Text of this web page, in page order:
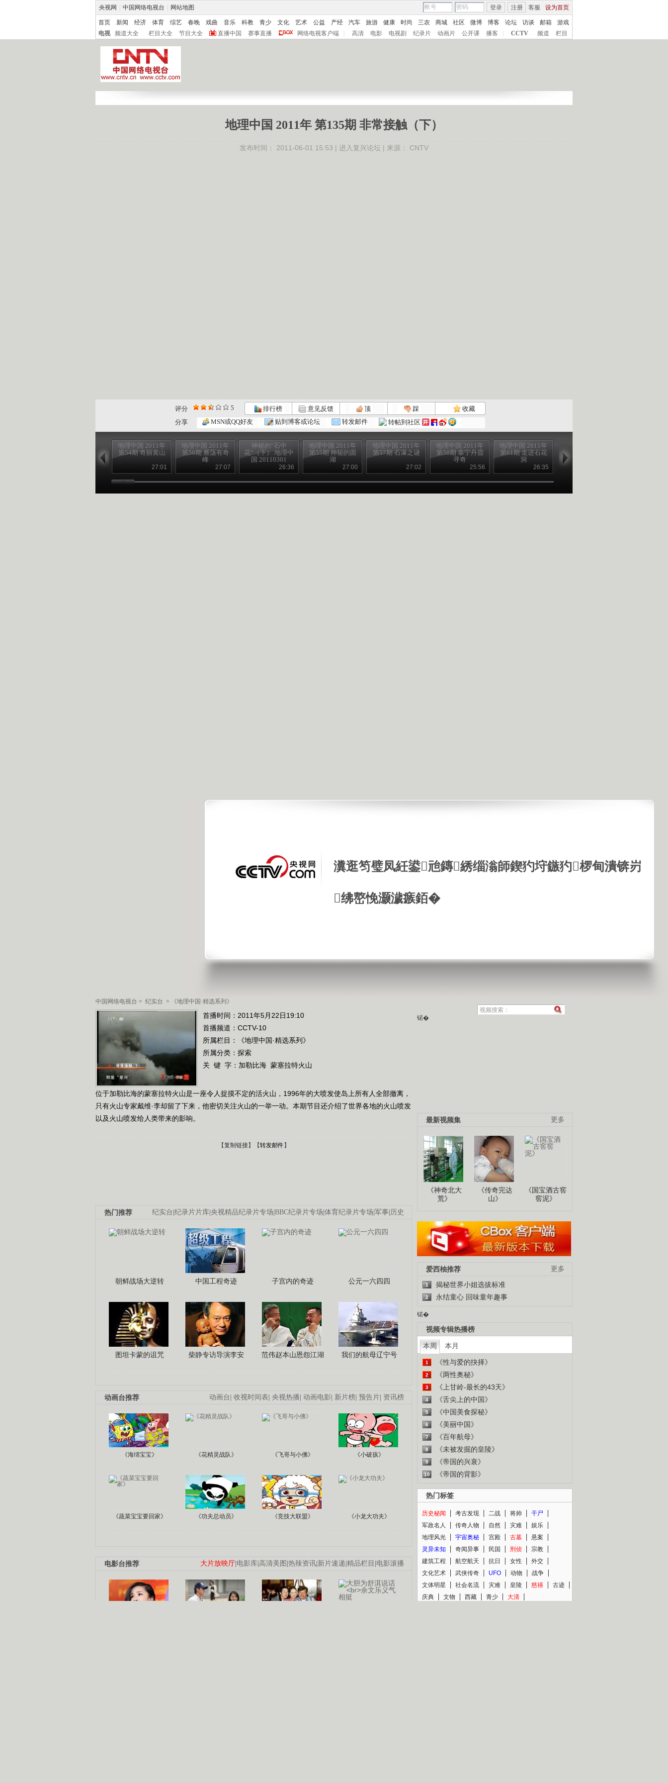
央视网 中国网络电视台 网站地图 客服 设为首页
登录 注册
首页 新闻 经济 体育 综艺 春晚 戏曲 音乐 科教 青少 文化 艺术 公益 产经 汽车 旅游 健康 时尚 三农 商城 社区 微博 博客 论坛 访谈 邮箱
游戏
电视
频道大全 栏目大全 节目大全 直播中国 赛事直播 网络电视客户端 高清 电影 电视剧 纪录片 动画片 公开课 播客 CCTV 频道 栏目
瀵逛笉璧凤紝鍙兘鏄綉缁滃師鍥犳垨鏃犳椤甸潰锛岃
绋嶅悗灏濊瘯銆�
中国网络电视台 > 纪实台 > 《地理中国·精选系列》
地理中国 2011年 第135期 非常接触（下）
发布时间： 2011-06-01 15:53 | 进入复兴论坛 | 来源： CNTV
评分 5 排行榜 意见反馈 顶 踩
收藏
分享
MSN或QQ好友 贴到博客或论坛 转发邮件 转帖到社区
地理中国 2011年
第54期 奇丽黄山
27:01
地理中国 2011年
第56期 雁荡有奇
峰
27:07
神秘的“石中
花”（下） 地理中
国 20110301
26:36
地理中国 2011年
第55期 神秘的圆
湖
27:00
地理中国 2011年
第57期 石瀑之谜
27:02
地理中国 2011年
第58期 泰宁丹霞
寻奇
25:56
地理中国 2011年
第61期 走进石花
洞
26:35
第61期 走进石花
首播时间：2011年5月22日19:10
首播频道： CCTV-10
所属栏目：
《地理中国·精选系列》
所属分类：探索
关 键 字： 加勒比海 蒙塞拉特火山
位于加勒比海的蒙塞拉特火山是一座令人捉摸不定的活火山，1996年的大喷发使岛上所有人全部撤离，
只有火山专家戴维·李却留了下来，他密切关注火山的一举一动。本期节目还介绍了世界各地的火山喷发
以及火山喷发给人类带来的影响。
【复制链接】【转发邮件】
纪实台|纪录片片库|央视精品纪录片专场|BBC纪录片专场|体育纪录片专场|军事| 历史
热门推荐
朝鲜战场大逆转 中国工程奇迹 子宫内的奇迹 公元一六四四
图坦卡蒙的诅咒 柴静专访导演李安 范伟赵本山恩怨江湖 我们的航母辽宁号
动画台| 收视时间表| 央视热播| 动画电影| 新片榜| 预告片| 资讯榜
动画台推荐
《海绵宝宝》 《花精灵战队》 《飞哥与小佛》 《小破孩》
《蔬菜宝宝要回家》 《功夫总动员》 《竞技大联盟》 《小龙大功夫》
大片放映厅|电影库|高清美图 |热辣资讯|新片速递|精品栏目 |电影滚播
电影台推荐
锘�
更多
最新视频集
《神奇北大
荒》
《传奇完达
山》
《国宝酒古窖
窖泥》
更多
爱西柚推荐
1 揭秘世界小姐选拔标准
2 永结童心 回味童年趣事
锘�
视频专辑热播榜
本周 本月
1 《性与爱的抉择》
2 《两性奥秘》
3 《上甘岭-最长的43天》
4 《舌尖上的中国》
5 《中国美食探秘》
6 《美丽中国》
7 《百年航母》
8 《未被发掘的皇陵》
9 《帝国的兴衰》
10 《帝国的背影》
热门标签
历史秘闻 考古发现 二战 将帅
干尸
军政名人
传奇人物 自然 灾难
娱乐
地理风光
宇宙奥秘 宫殿 古墓
悬案
灵异未知
奇闻异事 民国 刑侦
宗教
建筑工程
航空航天 抗日 女性
外交
文化艺术
武侠传奇 UFO 动物
战争
文体明星
社会名流 灾难 皇陵 慈禧
古迹
庆典
文物 西藏 青少 大清